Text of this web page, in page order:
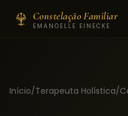
Constelação Familiar
EMANOELLE EINECKE
Início/Terapeuta Holística/